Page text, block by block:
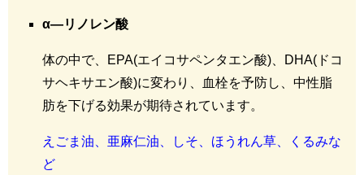
α―リノレン酸
体の中で、EPA(エイコサペンタエン酸)、DHA(ドコ
サヘキサエン酸)に変わり、血栓を予防し、中性脂
肪を下げる効果が期待されています。
えごま油、亜麻仁油、しそ、ほうれん草、くるみな
ど